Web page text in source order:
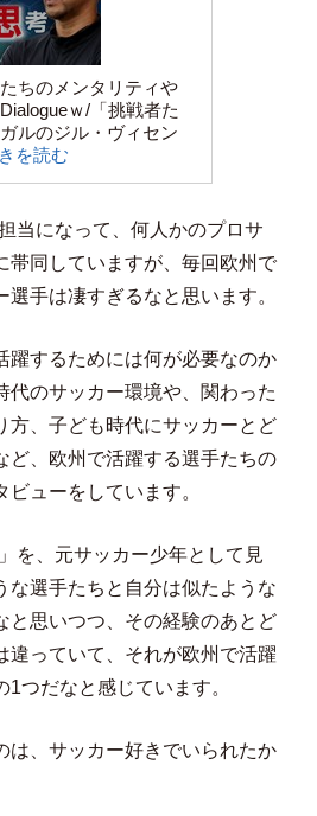
ちのメンタリティや
ｗ/「挑戦者た
ルのジル・ヴィセン
を読む
当になって、何人かのプロサ
帯同していますが、毎回欧州で
手は凄すぎるなと思います。
するためには何が必要なのか
代のサッカー環境や、関わった
方、子ども時代にサッカーとど
ど、欧州で活躍する選手たちの
ューをしています。
を、元サッカー少年として見
な選手たちと自分は似たような
と思いつつ、その経験のあとど
違っていて、それが欧州で活躍
つだなと感じています。
、サッカー好きでいられたか